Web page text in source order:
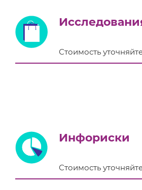
Стоимость
Инфориски
Стоимость